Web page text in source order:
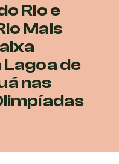
Rio e
Mais
de
nas